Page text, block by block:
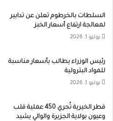
السلطات بالخرطوم تعلن عن تدابير
لمعالجة ارتفاع أسعار الخبز
يوليو 1, 2026
رئيس الوزراء يطالب بأسعار مناسبة
للمواد البترولية
يوليو 1, 2026
قطر الخيرية تُجري 450 عملية قلب
وعيون بولاية الجزيرة والوالي يشيد